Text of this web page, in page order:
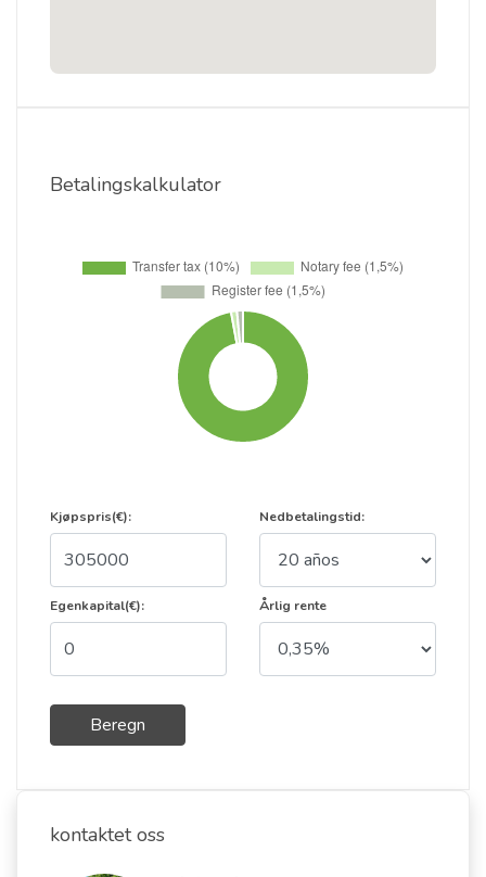
Betalingskalkulator
Kjøpspris(€):
Egenkapital(€):
Beregn
Nedbetalingstid:
Årlig rente
kontaktet oss